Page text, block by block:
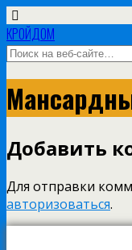
КРОЙДОМ
Добавить
Для отправки
авторизоваться.